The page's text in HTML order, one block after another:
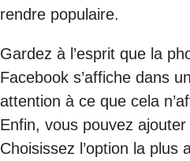
rendre populaire.
Gardez à l’esprit que la
Facebook s’affiche dans
attention à ce que cela
Enfin, vous pouvez ajouter
Choisissez l’option la plus